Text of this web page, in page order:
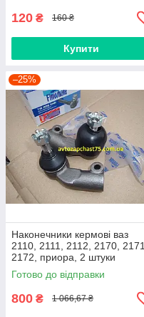
120 ₴ 160 ₴
Купити
–25%
Наконечники кермові ваз
2110, 2111, 2112, 2170, 2171,
2172, приора, 2 штуки
(виробник Finwhale,
Німеччина)
Готово до відправки
800 ₴ 1 066,67 ₴